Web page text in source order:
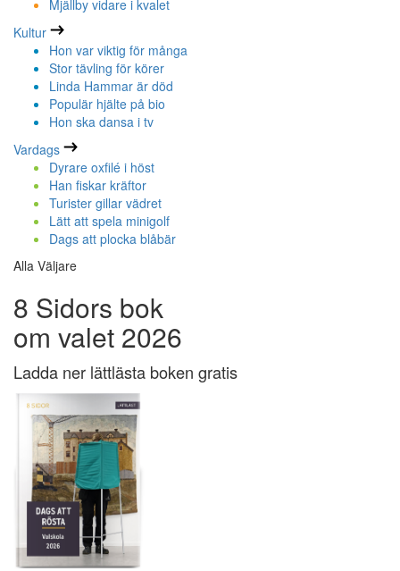
Mjällby vidare i kvalet
Kultur
Hon var viktig för många
Stor tävling för körer
Linda Hammar är död
Populär hjälte på bio
Hon ska dansa i tv
Vardags
Dyrare oxfilé i höst
Han fiskar kräftor
Turister gillar vädret
Lätt att spela minigolf
Dags att plocka blåbär
Alla Väljare
8 Sidors bok
om valet 2026
Ladda ner lättlästa boken gratis